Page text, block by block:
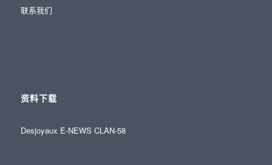
联系我们
资料下载
Desjoyaux E-NEWS CLAN-58